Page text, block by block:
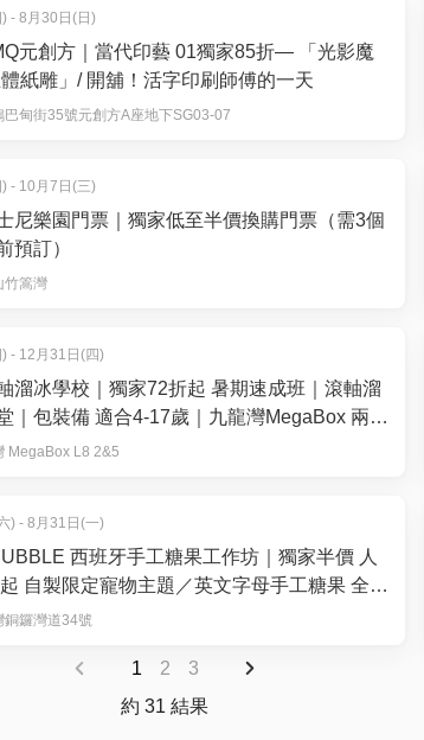
- 8月30日(日)
元創方｜當代印藝 01獨家85折— 「光影魔
紙雕」/ 開舖！活字印刷師傅的一天
巴甸街35號元創方A座地下SG03-07
- 10月7日(三)
尼樂園門票｜獨家低至半價換購門票（需3個
預訂）
竹篙灣
- 12月31日(四)
溜冰學校｜獨家72折起 暑期速成班｜滾軸溜
｜包裝備 適合4-17歲｜九龍灣MegaBox 兩萬
大室內滾軸溜冰場 全場無柱空間
MegaBox L8 2&5
) - 8月31日(一)
西班牙手工糖果工作坊｜獨家半價 人
自製限定寵物主題／英文字母手工糖果 全天
3歲起
銅鑼灣道34號
1 2
3
約 31 結果